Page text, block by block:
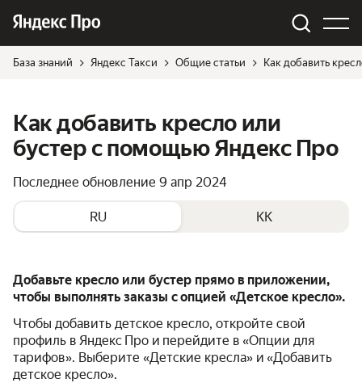
База знаний Яндекс Такси Общие статьи Как добавить
Как добавить кресло или
бустер с помощью Яндекс Про
Последнее обновление 9 апр 2024
RU KK
Добавьте кресло или бустер прямо в приложении,
чтобы выполнять заказы с опцией «Детское кресло».
Чтобы добавить детское кресло, откройте свой
профиль в Яндекс Про и перейдите в «Опции для
тарифов». Выберите «Детские кресла» и «Добавить
детское кресло».